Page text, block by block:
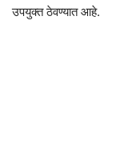
उपयुक्त ठेवण्यात आहे.